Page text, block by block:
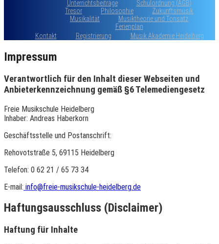
Unterrichtsbeiträge
Schulordnung (AGB)
Tresor
Philosophie
Zukunftsmusik
Musikalität
Musiktheorie und Tonsatz
Ferienplan
Kontakt
Registrierung Musik Akademie Heidelberg
Impressum
Verantwortlich für den Inhalt dieser Webseiten und
Anbieterkennzeichnung gemäß §6 Telemediengesetz
Freie Musikschule Heidelberg
Inhaber: Andreas Haberkorn
Geschäftsstelle und Postanschrift:
Rehovotstraße 5, 69115 Heidelberg
Telefon: 0 62 21 / 65 73 34
E-mail: info@freie-musikschule-heidelberg.de
Haftungsausschluss (Disclaimer)
Haftung für Inhalte